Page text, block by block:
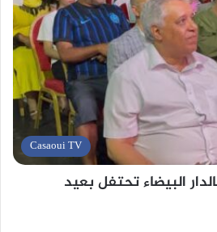
Casaoui TV
البيضاء تحتفل بعيد